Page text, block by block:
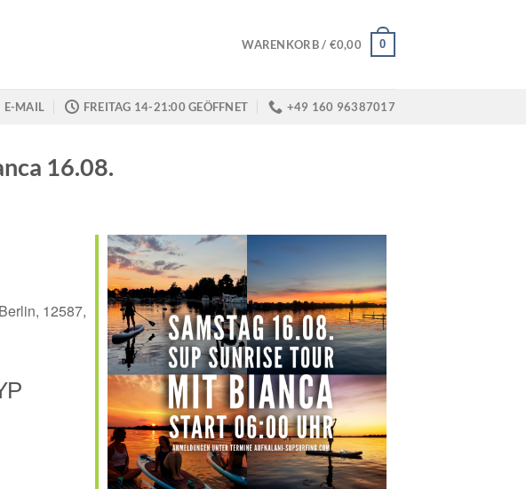
WARENKORB / €0,00 0
E-MAIL FREITAG 14-21:00 GEÖFFNET +49 160 96387017
16.08.
Office 365
12587,